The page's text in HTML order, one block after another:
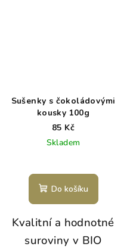
Sušenky s čokoládovými
kousky 100g
85 Kč
Skladem
Do košíku
Kvalitní a hodnotné
suroviny v BIO